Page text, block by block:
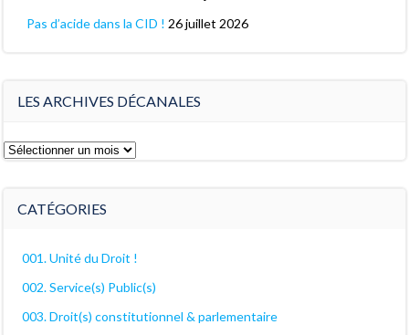
Pas d’acide dans la CID ! 26 juillet 2026
LES ARCHIVES DÉCANALES
Les
CATÉGORIES
001. Unité du Droit !
002. Service(s) Public(s)
003. Droit(s) constitutionnel & parlementaire